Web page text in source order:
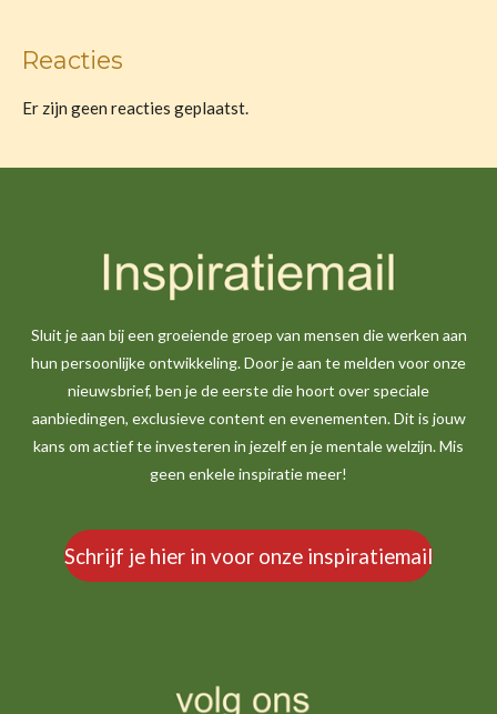
Reacties
Er zijn geen reacties geplaatst.
Sluit je aan bij een groeiende groep van mensen die werken aan
hun persoonlijke ontwikkeling. Door je aan te melden voor onze
nieuwsbrief, ben je de eerste die hoort over speciale
aanbiedingen, exclusieve content en evenementen. Dit is jouw
kans om actief te investeren in jezelf en je mentale welzijn. Mis
geen enkele inspiratie meer!
Schrijf je hier in voor onze inspiratiemail